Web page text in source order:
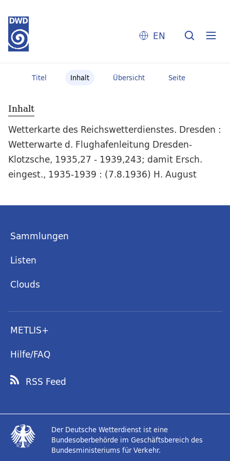
EN
Titel Inhalt Übersicht Seite
Inhalt
Wetterkarte des Reichswetterdienstes. Dresden :
Wetterwarte d. Flughafenleitung Dresden-
Klotzsche, 1935,27 - 1939,243; damit Ersch.
eingest., 1935-1939 : (7.8.1936) H. August
Sammlungen
Listen
Clouds
METLIS+
Hilfe/FAQ
RSS Feed
Der Deutsche Wetterdienst ist eine
Bundesoberbehörde im Geschäftsbereich des
Bundesministeriums für Verkehr.